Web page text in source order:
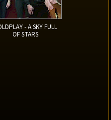
- A SKY FULL
OF STARS